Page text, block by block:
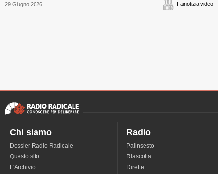
29 Giugno 2026
Fainotizia video
Chi siamo
Dossier Radio Radicale
Questo sito
L'Archivio
Radio
Palinsesto
Riascolta
Dirette